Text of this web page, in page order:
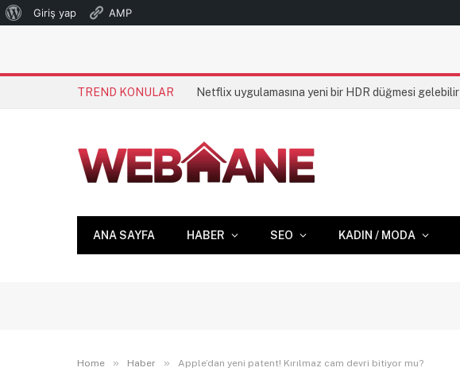
WordPress
Giriş yap AMP
TREND KONULAR Netflix uygulamasına yeni bir HDR düğmesi gelebilir
ANA SAYFA HABER SEO KADIN / MODA
Home » Haber » Apple’dan yeni patent! Kırılmaz cam devri bitiyor mu?